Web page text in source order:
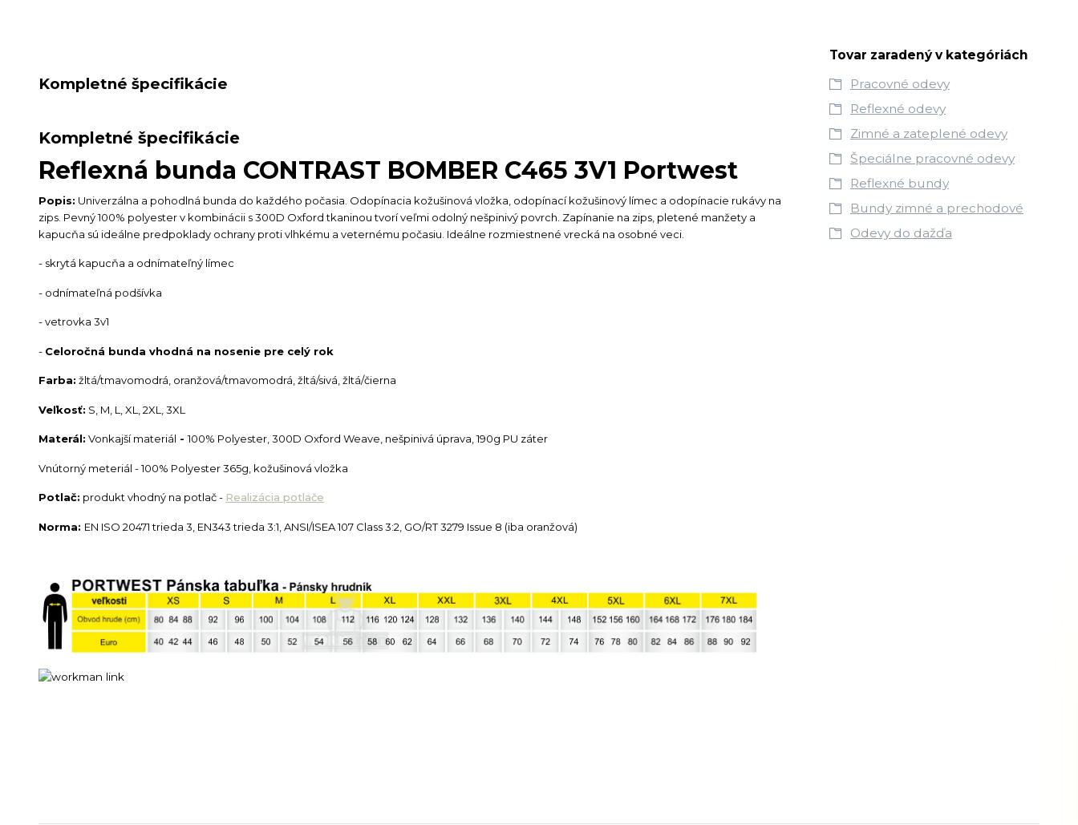
Kompletné špecifikácie
Kompletné špecifikácie
Reflexná bunda CONTRAST BOMBER C465 3V1 Portwest
Popis: Univerzálna a pohodlná bunda do každého počasia. Odopínacia kožušinová vložka, odopínací kožušinový límec a odopínacie rukávy na
zips. Pevný 100% polyester v kombinácii s 300D Oxford tkaninou tvorí veľmi odolný nešpinivý povrch. Zapínanie na zips, pletené manžety a
kapucňa sú ideálne predpoklady ochrany proti vlhkému a veternému počasiu. Ideálne rozmiestnené vrecká na osobné veci.
- skrytá kapucňa a odnímateľný límec
- odnímateľná podšívka
- vetrovka 3v1
- Celoročná bunda vhodná na nosenie pre celý rok
Farba: žltá/tmavomodrá, oranžová/tmavomodrá, žltá/sivá, žltá/čierna
Veľkosť: S, M, L, XL, 2XL, 3XL
Materál: Vonkajší materiál -100% Polyester, 300D Oxford Weave, nešpinivá úprava, 190g PU záter
Vnútorný meteriál - 100% Polyester 365g, kožušinová vložka
Potlač: produkt vhodný na potlač - Realizácia potlače
Norma: EN ISO 20471 trieda 3, EN343 trieda 3:1, ANSI/ISEA 107 Class 3:2, GO/RT 3279 Issue 8 (iba oranžová)
Tovar zaradený v kategóriách
Pracovné odevy
Reflexné odevy
Zimné a zateplené odevy
Špeciálne pracovné odevy
Reflexné bundy
Bundy zimné a prechodové
Odevy do dažďa